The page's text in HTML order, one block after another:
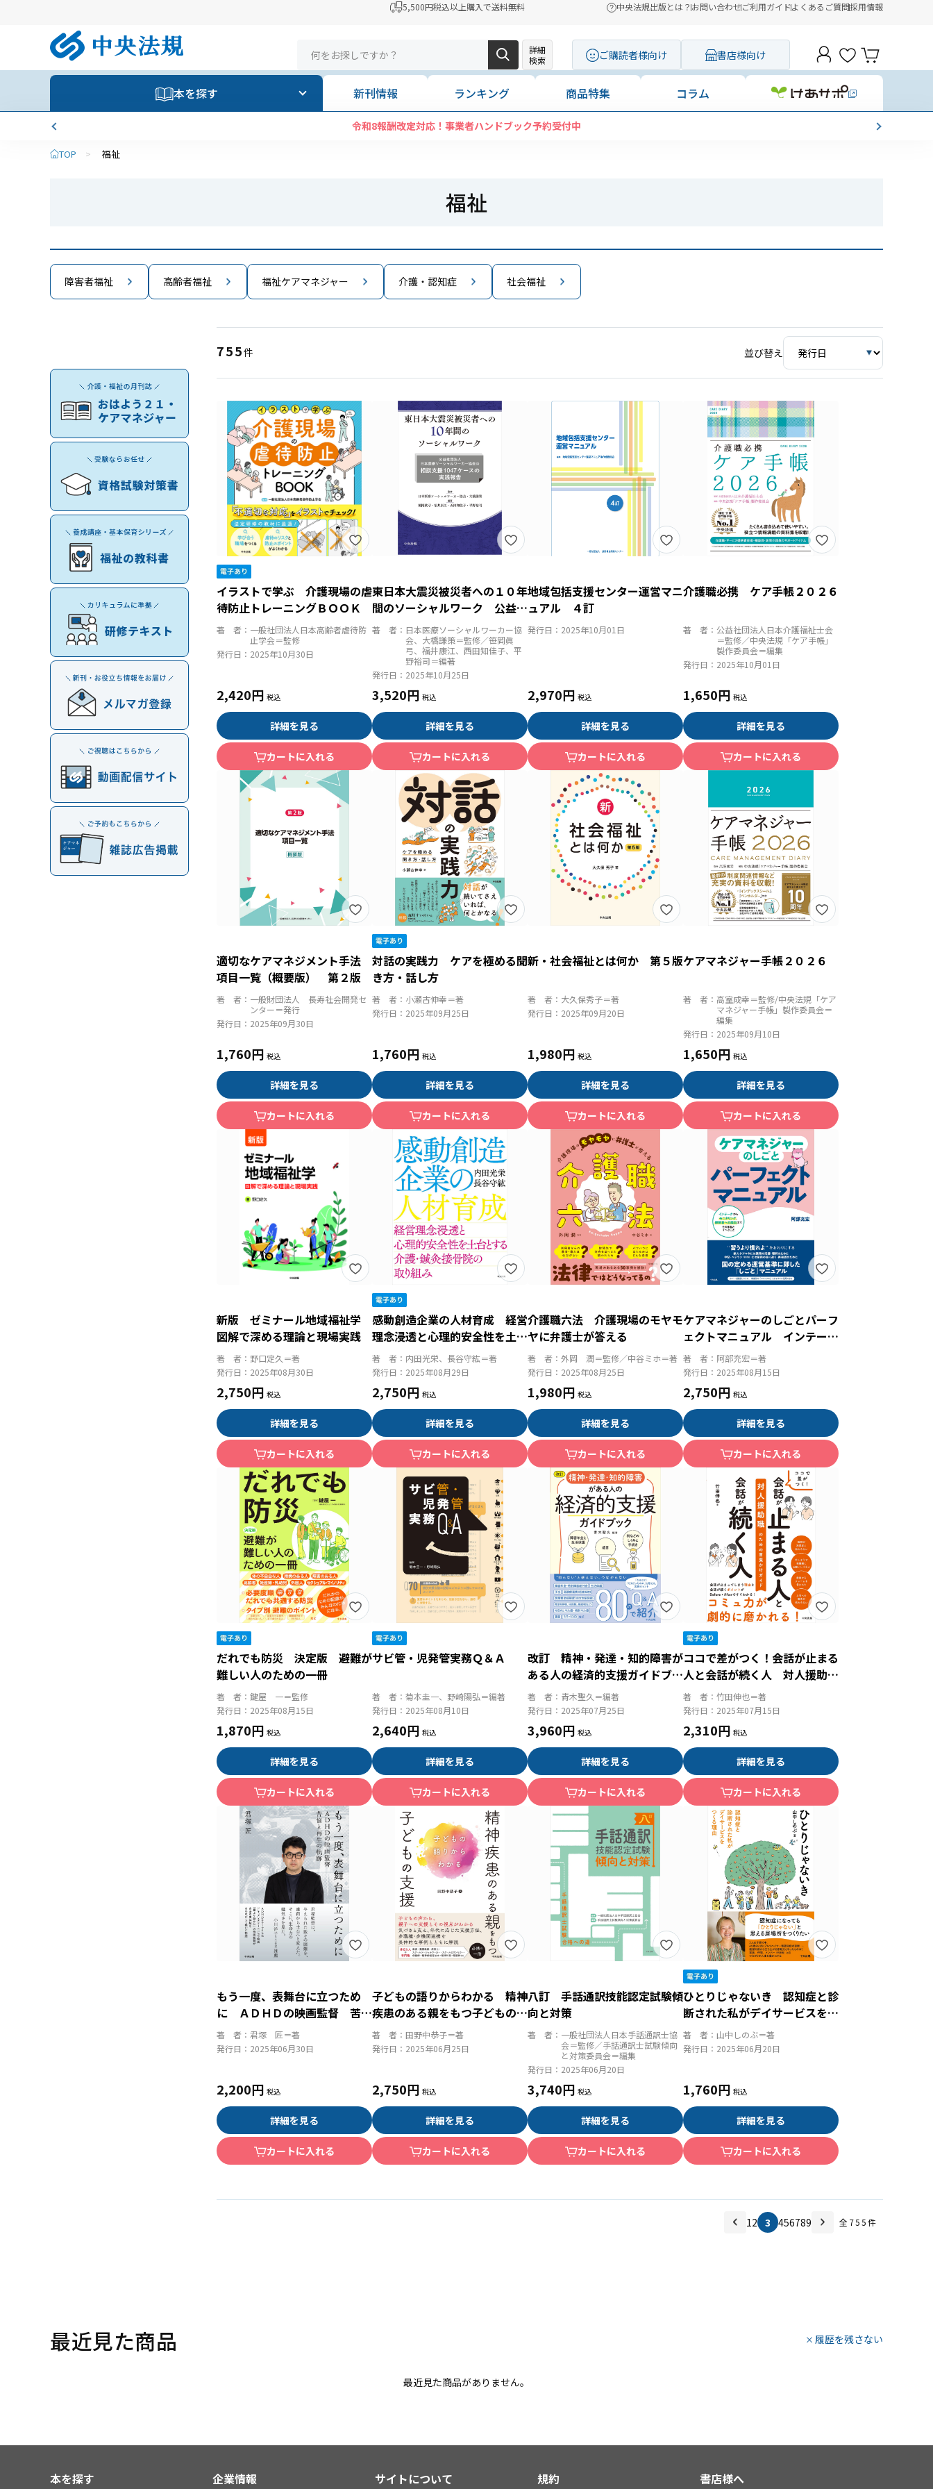
5,500円税込以上購入で送料無料 中央法規出版とは？お問い合わせご利用ガイドよくあるご質問採用情報
詳細
検索
ご購読者様向け 書店様向け
本を探す 新刊情報 ランキング 商品特集 コラム
令和8報酬改定対応！事業者ハンドブック予約受付中
TOP > 福祉
福祉
障害者福祉 高齢者福祉 福祉ケアマネジャー 介護・認知症 社会福祉
並び替え
755件
イラストで学ぶ 介護現場の虐
待防止トレーニングＢＯＯＫ
著 者： 一般社団法人日本高齢者虐待防
止学会＝監修
発行日： 2025年10月30日
2,420円
詳細を見る
カートに入れる
東日本大震災被災者への１０年
間のソーシャルワーク 公益社
団法人日本医療ソーシャルワー
カー協会の相談支援１０４７ケ
ースの実践報告
著 者： 日本医療ソーシャルワーカー協
会、大橋謙策＝監修／笹岡眞
弓、福井康江、西田知佳子、平
野裕司＝編著
発行日： 2025年10月25日
3,520円
詳細を見る
カートに入れる
地域包括支援センター運営マニ
ュアル ４訂
発行日： 2025年10月01日
2,970円
詳細を見る
カートに入れる
介護職必携 ケア手帳２０２６
著 者： 公益社団法人日本介護福祉士会
＝監修／中央法規「ケア手帳」
製作委員会＝編集
発行日： 2025年10月01日
1,650円
詳細を見る
カートに入れる
適切なケアマネジメント手法
項目一覧（概要版） 第２版
著 者： 一般財団法人 長寿社会開発セ
ンター＝発行
発行日： 2025年09月30日
1,760円
詳細を見る
カートに入れる
対話の実践力 ケアを極める聞
き方・話し方
著 者： 小瀬古伸幸＝著
発行日： 2025年09月25日
1,760円
詳細を見る
カートに入れる
新・社会福祉とは何か 第５版
著 者： 大久保秀子＝著
発行日： 2025年09月20日
1,980円
詳細を見る
カートに入れる
ケアマネジャー手帳２０２６
著 者： 高室成幸＝監修/中央法規「ケア
マネジャー手帳」製作委員会＝
編集
発行日： 2025年09月10日
1,650円
詳細を見る
カートに入れる
新版 ゼミナール地域福祉学
図解で深める理論と現場実践
著 者： 野口定久＝著
発行日： 2025年08月30日
2,750円
詳細を見る
カートに入れる
感動創造企業の人材育成 経営
理念浸透と心理的安全性を土台
とする介護・鍼灸接骨院の取り
組み
著 者： 内田光栄、長谷守紘＝著
発行日： 2025年08月29日
2,750円
詳細を見る
カートに入れる
介護職六法 介護現場のモヤモ
ヤに弁護士が答える
著 者： 外岡 潤＝監修／中谷ミホ＝著
発行日： 2025年08月25日
1,980円
詳細を見る
カートに入れる
ケアマネジャーのしごとパーフ
ェクトマニュアル インテーク
からモニタリング、保険者への
届出まで その手順とすべきこ
と
著 者： 阿部充宏＝著
発行日： 2025年08月15日
2,750円
詳細を見る
カートに入れる
だれでも防災 決定版 避難が
難しい人のための一冊
著 者： 鍵屋 一＝監修
発行日： 2025年08月15日
1,870円
詳細を見る
カートに入れる
サビ管・児発管実務Ｑ＆Ａ
著 者： 菊本圭一、野崎陽弘＝編著
発行日： 2025年08月10日
2,640円
詳細を見る
カートに入れる
改訂 精神・発達・知的障害が
ある人の経済的支援ガイドブッ
ク 障害年金と生活保護、遺
言、税などのしくみと手続き
著 者： 青木聖久＝編著
発行日： 2025年07月25日
3,960円
詳細を見る
カートに入れる
ココで差がつく！会話が止まる
人と会話が続く人 対人援助職
のための言葉かけガイド
著 者： 竹田伸也＝著
発行日： 2025年07月15日
2,310円
詳細を見る
カートに入れる
もう一度、表舞台に立つため
に ＡＤＨＤの映画監督 苦悩
と再生の軌跡
著 者： 君塚 匠＝著
発行日： 2025年06月30日
2,200円
詳細を見る
カートに入れる
子どもの語りからわかる 精神
疾患のある親をもつ子どもの支
援
著 者： 田野中恭子＝著
発行日： 2025年06月25日
2,750円
詳細を見る
カートに入れる
八訂 手話通訳技能認定試験傾
向と対策
著 者： 一般社団法人日本手話通訳士協
会＝監修／手話通訳士試験傾向
と対策委員会＝編集
発行日： 2025年06月20日
3,740円
詳細を見る
カートに入れる
ひとりじゃないき 認知症と診
断された私がデイサービスをつ
くる理由
著 者： 山中しのぶ＝著
発行日： 2025年06月20日
1,760円
詳細を見る
カートに入れる
12 3 456789 全 755件
最近見た商品
最近見た商品がありません。
履歴を残さない
本を探す 企業情報 サイトについて 規約 書店様へ